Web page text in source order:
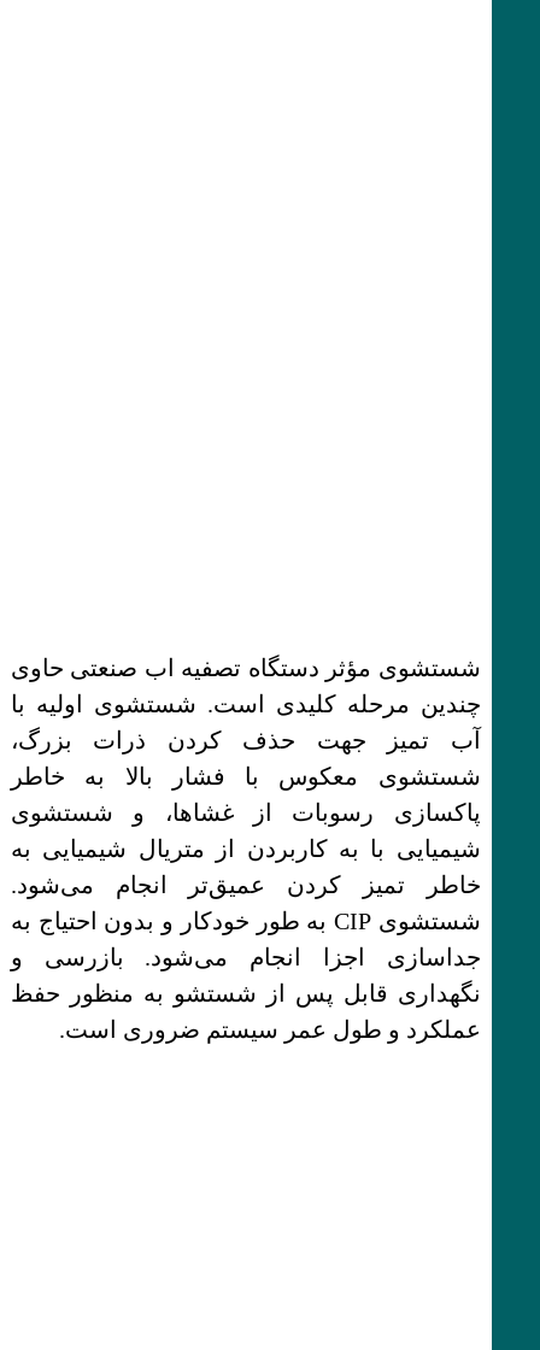
شستشوی مؤثر دستگاه تصفیه اب صنعتی حاوی
چندین مرحله کلیدی است. شستشوی اولیه با
آب تمیز جهت حذف کردن ذرات بزرگ،
شستشوی معکوس با فشار بالا به خاطر
پاکسازی رسوبات از غشاها، و شستشوی
شیمیایی با به کاربردن از متریال شیمیایی به
خاطر تمیز کردن عمیق‌تر انجام می‌شود.
شستشوی CIP به طور خودکار و بدون احتیاج به
جداسازی اجزا انجام می‌شود. بازرسی و
نگهداری قابل پس از شستشو به منظور حفظ
عملکرد و طول عمر سیستم ضروری است.